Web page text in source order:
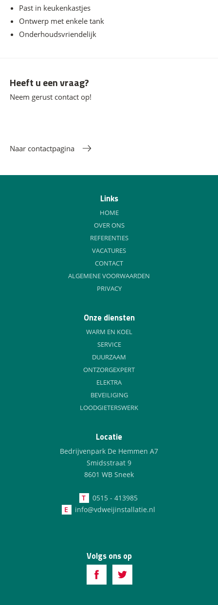
Past in keukenkastjes
Ontwerp met enkele tank
Onderhoudsvriendelijk
Heeft u een vraag?
Neem gerust contact op!
Naar contactpagina
Links
HOME
OVER ONS
REFERENTIES
VACATURES
CONTACT
ALGEMENE VOORWAARDEN
PRIVACY
Onze diensten
WARM EN KOEL
SERVICE
DUURZAAM
ONTZORGEXPERT
ELEKTRA
BEVEILIGING
LOODGIETERSWERK
Locatie
Bedrijvenpark De Hemmen A7
Smidsstraat 9
8601 WB Sneek
T
0515 - 413985
E
info@vdweijinstallatie.nl
Volgs ons op